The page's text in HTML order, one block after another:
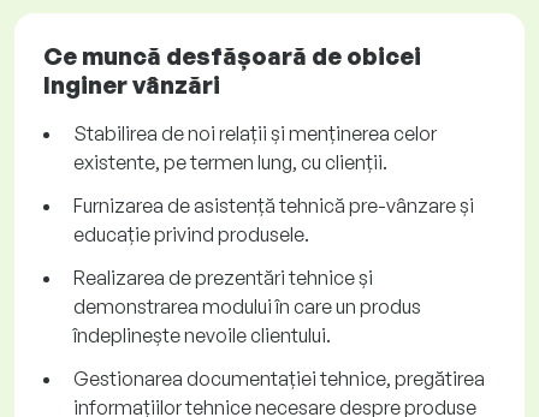
Ce muncă desfășoară de obicei
Inginer vânzări
Stabilirea de noi relații și menținerea celor
existente, pe termen lung, cu clienții.
Furnizarea de asistență tehnică pre-vânzare și
educație privind produsele.
Realizarea de prezentări tehnice și
demonstrarea modului în care un produs
îndeplinește nevoile clientului.
Gestionarea documentației tehnice, pregătirea
informațiilor tehnice necesare despre produse